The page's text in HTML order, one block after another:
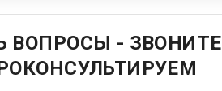
ВОПРОСЫ - ЗВОНИТЕ